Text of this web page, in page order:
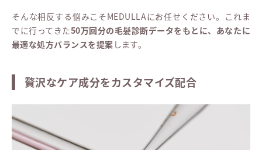
そんな相反する悩みこそMEDULLAにお任せください。これま
でに行ってきた50万回分の毛髪診断データをもとに、あなたに
最適な処方バランスを提案 します。
贅沢なケア成分をカスタマイズ配合